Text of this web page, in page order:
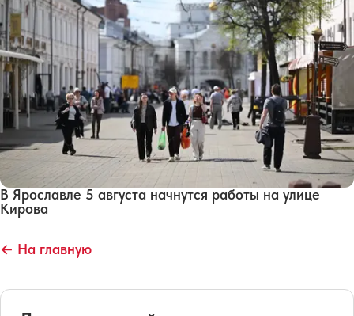
В Ярославле 5 августа начнутся работы на улице
Кирова
← На главную